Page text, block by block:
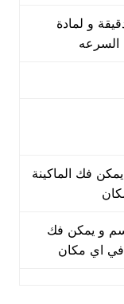
/ دقيقة و لمادة
السرعه
يمكن فك الماكينة
× 97 × 175 سم و يمكن فك
في اي مكان